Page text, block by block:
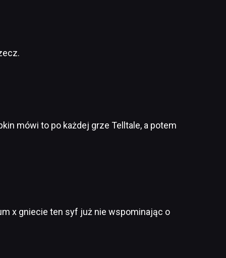
mówi to po każdej grze Telltale, a potem
x gniecie ten syf już nie wspominając o